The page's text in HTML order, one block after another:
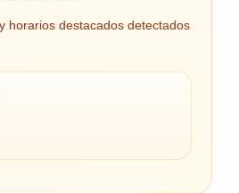
horarios destacados detectados